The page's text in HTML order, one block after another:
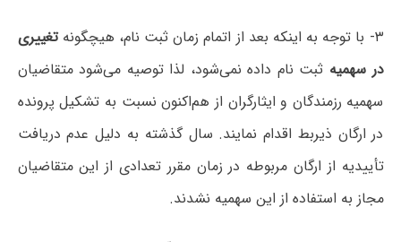
۳- با توجه به اینکه بعد از اتمام زمان ثبت نام، هیچگونه
تغییری
در سهمیه ثبت نام داده نمی‌شود، لذا توصیه می‌شود متقاضیان
سهمیه رزمندگان و ایثارگران از هم‌اکنون نسبت به تشکیل پرونده
در ارگان ذیربط اقدام نمایند. سال گذشته به دلیل عدم دریافت
تأییدیه از ارگان مربوطه در زمان مقرر تعدادی از این متقاضیان
مجاز به استفاده از این سهمیه نشدند.